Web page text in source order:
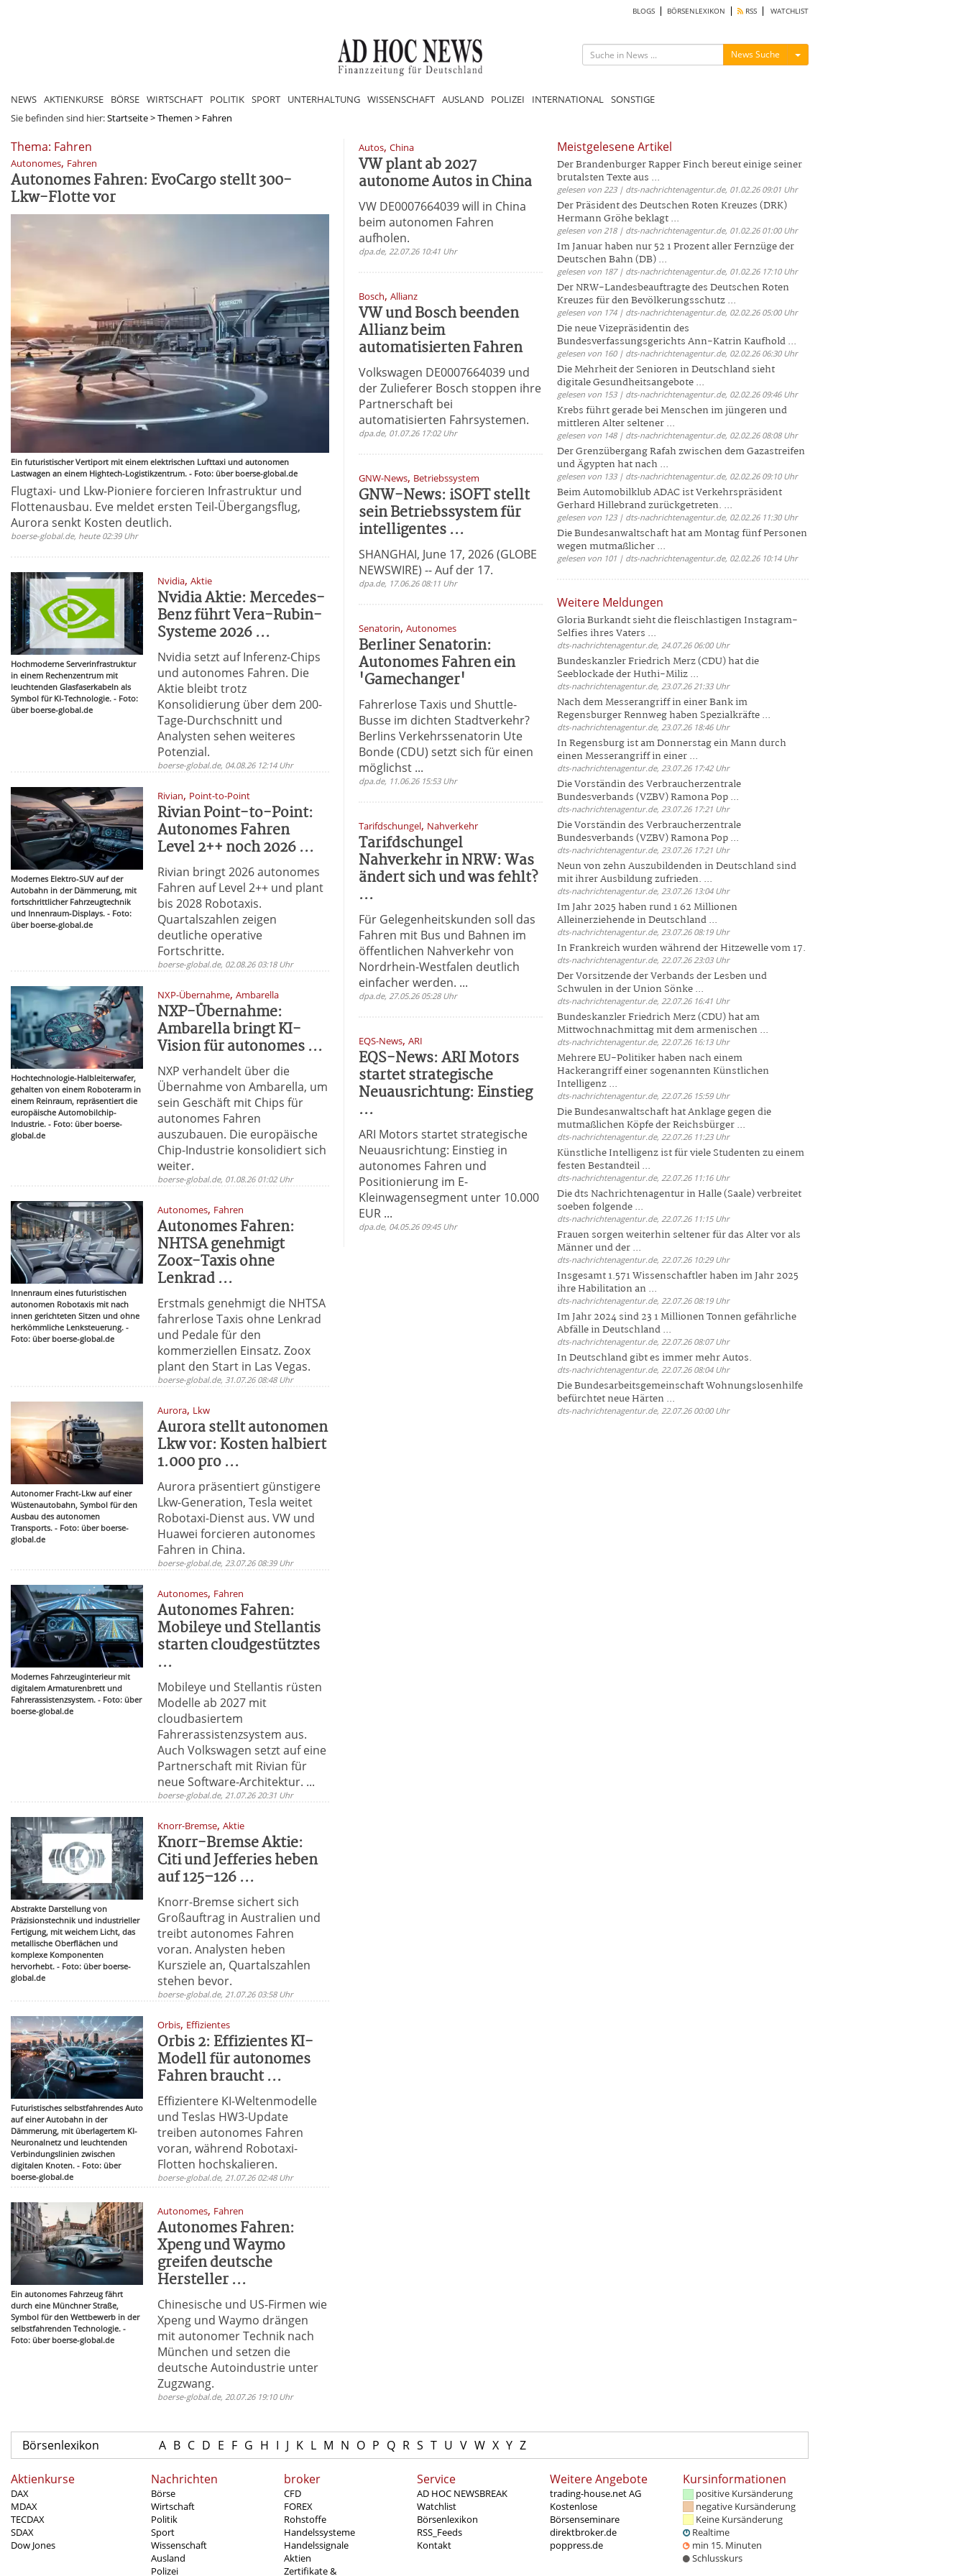
BLOGS BÖRSENLEXIKON RSS WATCHLIST
News Suche Menü ein-/ausblenden
NEWS AKTIENKURSE BÖRSE WIRTSCHAFT POLITIK SPORT UNTERHALTUNG WISSENSCHAFT AUSLAND POLIZEI INTERNATIONAL SONSTIGE
Sie befinden sind hier:Startseite>Themen > Fahren
Thema: Fahren
Autonomes, Fahren
Autonomes Fahren: EvoCargo stellt 300-
Lkw-Flotte vor
Ein futuristischer Vertiport mit einem elektrischen Lufttaxi und autonomen
Lastwagen an einem Hightech-Logistikzentrum. - Foto: über boerse-global.de
Flugtaxi- und Lkw-Pioniere forcieren Infrastruktur und
Flottenausbau. Eve meldet ersten Teil-Übergangsflug,
Aurora senkt Kosten deutlich.
boerse-global.de, heute 02:39 Uhr
Hochmoderne Serverinfrastruktur
in einem Rechenzentrum mit
leuchtenden Glasfaserkabeln als
Symbol für KI-Technologie. - Foto:
über boerse-global.de
Nvidia,Aktie
Nvidia Aktie: Mercedes-
Benz führt Vera-Rubin-
Systeme 2026 ...
Nvidia setzt auf Inferenz-Chips
und autonomes Fahren. Die
Aktie bleibt trotz
Konsolidierung über dem 200-
Tage-Durchschnitt und
Analysten sehen weiteres
Potenzial.
boerse-global.de, 04.08.26 12:14 Uhr
Modernes Elektro-SUV auf der
Autobahn in der Dämmerung, mit
fortschrittlicher Fahrzeugtechnik
und Innenraum-Displays. - Foto:
über boerse-global.de
Rivian, Point-to-Point
Rivian Point-to-Point:
Autonomes Fahren
Level 2++ noch 2026 ...
Rivian bringt 2026 autonomes
Fahren auf Level 2++ und plant
bis 2028 Robotaxis.
Quartalszahlen zeigen
deutliche operative
Fortschritte.
boerse-global.de, 02.08.26 03:18 Uhr
Hochtechnologie-Halbleiterwafer,
gehalten von einem Roboterarm in
einem Reinraum, repräsentiert die
europäische Automobilchip-
Industrie. - Foto: über boerse-
global.de
NXP-Übernahme,Ambarella
NXP-Übernahme:
Ambarella bringt KI-
Vision für autonomes ...
NXP verhandelt über die
Übernahme von Ambarella, um
sein Geschäft mit Chips für
autonomes Fahren
auszubauen. Die europäische
Chip-Industrie konsolidiert sich
weiter.
boerse-global.de, 01.08.26 01:02 Uhr
Innenraum eines futuristischen
autonomen Robotaxis mit nach
innen gerichteten Sitzen und ohne
herkömmliche Lenksteuerung. -
Foto: über boerse-global.de
Autonomes, Fahren
Autonomes Fahren:
NHTSA genehmigt
Zoox-Taxis ohne
Lenkrad ...
Erstmals genehmigt die NHTSA
fahrerlose Taxis ohne Lenkrad
und Pedale für den
kommerziellen Einsatz. Zoox
plant den Start in Las Vegas.
boerse-global.de, 31.07.26 08:48 Uhr
Autonomer Fracht-Lkw auf einer
Wüstenautobahn, Symbol für den
Ausbau des autonomen
Transports. - Foto: über boerse-
global.de
Aurora, Lkw
Aurora stellt autonomen
Lkw vor: Kosten halbiert
1.000 pro ...
Aurora präsentiert günstigere
Lkw-Generation, Tesla weitet
Robotaxi-Dienst aus. VW und
Huawei forcieren autonomes
Fahren in China.
boerse-global.de, 23.07.26 08:39 Uhr
Modernes Fahrzeuginterieur mit
digitalem Armaturenbrett und
Fahrerassistenzsystem. - Foto: über
boerse-global.de
Autonomes, Fahren
Autonomes Fahren:
Mobileye und Stellantis
starten cloudgestütztes
...
Mobileye und Stellantis rüsten
Modelle ab 2027 mit
cloudbasiertem
Fahrerassistenzsystem aus.
Auch Volkswagen setzt auf eine
Partnerschaft mit Rivian für
neue Software-Architektur. ...
boerse-global.de, 21.07.26 20:31 Uhr
Abstrakte Darstellung von
Präzisionstechnik und industrieller
Fertigung, mit weichem Licht, das
metallische Oberflächen und
komplexe Komponenten
hervorhebt. - Foto: über boerse-
global.de
Knorr-Bremse,Aktie
Knorr-Bremse Aktie:
Citi und Jefferies heben
auf 125–126 ...
Knorr-Bremse sichert sich
Großauftrag in Australien und
treibt autonomes Fahren
voran. Analysten heben
Kursziele an, Quartalszahlen
stehen bevor.
boerse-global.de, 21.07.26 03:58 Uhr
Futuristisches selbstfahrendes Auto
auf einer Autobahn in der
Dämmerung, mit überlagertem KI-
Neuronalnetz und leuchtenden
Verbindungslinien zwischen
digitalen Knoten. - Foto: über
boerse-global.de
Orbis, Effizientes
Orbis 2: Effizientes KI-
Modell für autonomes
Fahren braucht ...
Effizientere KI-Weltenmodelle
und Teslas HW3-Update
treiben autonomes Fahren
voran, während Robotaxi-
Flotten hochskalieren.
boerse-global.de, 21.07.26 02:48 Uhr
Ein autonomes Fahrzeug fährt
durch eine Münchner Straße,
Symbol für den Wettbewerb in der
selbstfahrenden Technologie. -
Foto: über boerse-global.de
Autonomes, Fahren
Autonomes Fahren:
Xpeng und Waymo
greifen deutsche
Hersteller ...
Chinesische und US-Firmen wie
Xpeng und Waymo drängen
mit autonomer Technik nach
München und setzen die
deutsche Autoindustrie unter
Zugzwang.
boerse-global.de, 20.07.26 19:10 Uhr
Autos, China
VW plant ab 2027
autonome Autos in China
VW DE0007664039 will in China
beim autonomen Fahren
aufholen.
dpa.de, 22.07.26 10:41 Uhr
Bosch, Allianz
VW und Bosch beenden
Allianz beim
automatisierten Fahren
Volkswagen DE0007664039 und
der Zulieferer Bosch stoppen ihre
Partnerschaft bei
automatisierten Fahrsystemen.
dpa.de, 01.07.26 17:02 Uhr
GNW-News, Betriebssystem
GNW-News: iSOFT stellt
sein Betriebssystem für
intelligentes ...
SHANGHAI, June 17, 2026 (GLOBE
NEWSWIRE) -- Auf der 17.
dpa.de, 17.06.26 08:11 Uhr
Senatorin, Autonomes
Berliner Senatorin:
Autonomes Fahren ein
'Gamechanger'
Fahrerlose Taxis und Shuttle-
Busse im dichten Stadtverkehr?
Berlins Verkehrssenatorin Ute
Bonde (CDU) setzt sich für einen
möglichst ...
dpa.de, 11.06.26 15:53 Uhr
Tarifdschungel, Nahverkehr
Tarifdschungel
Nahverkehr in NRW: Was
ändert sich und was fehlt?
...
Für Gelegenheitskunden soll das
Fahren mit Bus und Bahnen im
öffentlichen Nahverkehr von
Nordrhein-Westfalen deutlich
einfacher werden. ...
dpa.de, 27.05.26 05:28 Uhr
EQS-News, ARI
EQS-News: ARI Motors
startet strategische
Neuausrichtung: Einstieg
...
ARI Motors startet strategische
Neuausrichtung: Einstieg in
autonomes Fahren und
Positionierung im E-
Kleinwagensegment unter 10.000
EUR ...
dpa.de, 04.05.26 09:45 Uhr
Meistgelesene Artikel
Der Brandenburger Rapper Finch bereut einige seiner
brutalsten Texte aus ...
gelesen von 223 | dts-nachrichtenagentur.de, 01.02.26 09:01 Uhr
Der Präsident des Deutschen Roten Kreuzes (DRK)
Hermann Gröhe beklagt ...
gelesen von 218 | dts-nachrichtenagentur.de, 01.02.26 01:00 Uhr
Im Januar haben nur 52 1 Prozent aller Fernzüge der
Deutschen Bahn (DB) ...
gelesen von 187 | dts-nachrichtenagentur.de, 01.02.26 17:10 Uhr
Der NRW-Landesbeauftragte des Deutschen Roten
Kreuzes für den Bevölkerungsschutz ...
gelesen von 174 | dts-nachrichtenagentur.de, 02.02.26 05:00 Uhr
Die neue Vizepräsidentin des
Bundesverfassungsgerichts Ann-Katrin Kaufhold ...
gelesen von 160 | dts-nachrichtenagentur.de, 02.02.26 06:30 Uhr
Die Mehrheit der Senioren in Deutschland sieht
digitale Gesundheitsangebote ...
gelesen von 153 | dts-nachrichtenagentur.de, 02.02.26 09:46 Uhr
Krebs führt gerade bei Menschen im jüngeren und
mittleren Alter seltener ...
gelesen von 148 | dts-nachrichtenagentur.de, 02.02.26 08:08 Uhr
Der Grenzübergang Rafah zwischen dem Gazastreifen
und Ägypten hat nach ...
gelesen von 133 | dts-nachrichtenagentur.de, 02.02.26 09:10 Uhr
Beim Automobilklub ADAC ist Verkehrspräsident
Gerhard Hillebrand zurückgetreten. ...
gelesen von 123 | dts-nachrichtenagentur.de, 02.02.26 11:30 Uhr
Die Bundesanwaltschaft hat am Montag fünf Personen
wegen mutmaßlicher ...
gelesen von 101 | dts-nachrichtenagentur.de, 02.02.26 10:14 Uhr
Weitere Meldungen
Gloria Burkandt sieht die fleischlastigen Instagram-
Selfies ihres Vaters ...
dts-nachrichtenagentur.de, 24.07.26 06:00 Uhr
Bundeskanzler Friedrich Merz (CDU) hat die
Seeblockade der Huthi-Miliz ...
dts-nachrichtenagentur.de, 23.07.26 21:33 Uhr
Nach dem Messerangriff in einer Bank im
Regensburger Rennweg haben Spezialkräfte ...
dts-nachrichtenagentur.de, 23.07.26 18:46 Uhr
In Regensburg ist am Donnerstag ein Mann durch
einen Messerangriff in einer ...
dts-nachrichtenagentur.de, 23.07.26 17:42 Uhr
Die Vorständin des Verbraucherzentrale
Bundesverbands (VZBV) Ramona Pop ...
dts-nachrichtenagentur.de, 23.07.26 17:21 Uhr
Die Vorständin des Verbraucherzentrale
Bundesverbands (VZBV) Ramona Pop ...
dts-nachrichtenagentur.de, 23.07.26 17:21 Uhr
Neun von zehn Auszubildenden in Deutschland sind
mit ihrer Ausbildung zufrieden. ...
dts-nachrichtenagentur.de, 23.07.26 13:04 Uhr
Im Jahr 2025 haben rund 1 62 Millionen
Alleinerziehende in Deutschland ...
dts-nachrichtenagentur.de, 23.07.26 08:19 Uhr
In Frankreich wurden während der Hitzewelle vom 17.
dts-nachrichtenagentur.de, 22.07.26 23:03 Uhr
Der Vorsitzende der Verbands der Lesben und
Schwulen in der Union Sönke ...
dts-nachrichtenagentur.de, 22.07.26 16:41 Uhr
Bundeskanzler Friedrich Merz (CDU) hat am
Mittwochnachmittag mit dem armenischen ...
dts-nachrichtenagentur.de, 22.07.26 16:13 Uhr
Mehrere EU-Politiker haben nach einem
Hackerangriff einer sogenannten Künstlichen
Intelligenz ...
dts-nachrichtenagentur.de, 22.07.26 15:59 Uhr
Die Bundesanwaltschaft hat Anklage gegen die
mutmaßlichen Köpfe der Reichsbürger ...
dts-nachrichtenagentur.de, 22.07.26 11:23 Uhr
Künstliche Intelligenz ist für viele Studenten zu einem
festen Bestandteil ...
dts-nachrichtenagentur.de, 22.07.26 11:16 Uhr
Die dts Nachrichtenagentur in Halle (Saale) verbreitet
soeben folgende ...
dts-nachrichtenagentur.de, 22.07.26 11:15 Uhr
Frauen sorgen weiterhin seltener für das Alter vor als
Männer und der ...
dts-nachrichtenagentur.de, 22.07.26 10:29 Uhr
Insgesamt 1.571 Wissenschaftler haben im Jahr 2025
ihre Habilitation an ...
dts-nachrichtenagentur.de, 22.07.26 08:19 Uhr
Im Jahr 2024 sind 23 1 Millionen Tonnen gefährliche
Abfälle in Deutschland ...
dts-nachrichtenagentur.de, 22.07.26 08:07 Uhr
In Deutschland gibt es immer mehr Autos.
dts-nachrichtenagentur.de, 22.07.26 08:04 Uhr
Die Bundesarbeitsgemeinschaft Wohnungslosenhilfe
befürchtet neue Härten ...
dts-nachrichtenagentur.de, 22.07.26 00:00 Uhr
Börsenlexikon A B C D E F G H I J K L M N O P Q R S T U V W X Y Z
Aktienkurse
DAX
MDAX
TECDAX
SDAX
Dow Jones
Nachrichten
Börse
Wirtschaft
Politik
Sport
Wissenschaft
Ausland
Polizei
broker
CFD
FOREX
Rohstoffe
Handelssysteme
Handelssignale
Aktien
Zertifikate &
Service
AD HOC NEWSBREAK
Watchlist
Börsenlexikon
RSS_Feeds
Kontakt
Weitere Angebote
trading-house.net AG
Kostenlose
Börsenseminare
direktbroker.de
poppress.de
Kursinformationen
positive Kursänderung
negative Kursänderung
Keine Kursänderung
Realtime
min 15. Minuten
Schlusskurs